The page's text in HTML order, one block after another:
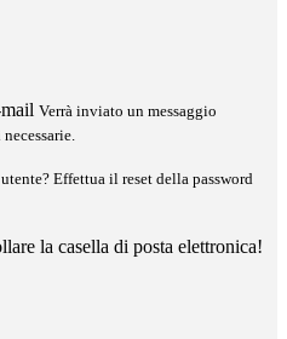
Verrà inviato un messaggio
Effettua il reset della password
la casella di posta elettronica!